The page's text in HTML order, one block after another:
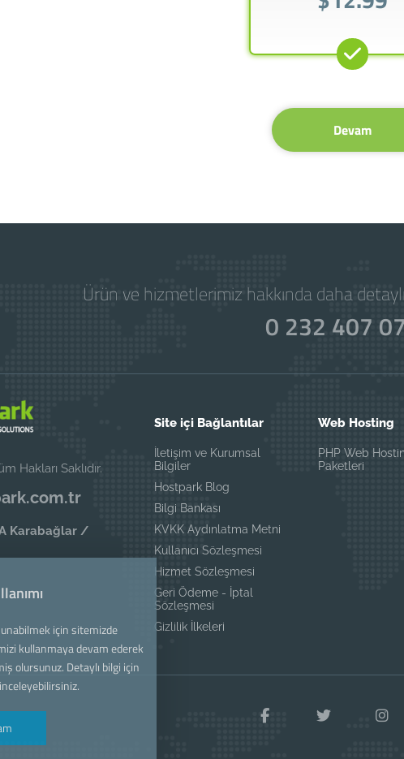
Devam
Ürün ve hizmetlerimiz hakkında daha
0 232 407
Hakları Saklıdır.
Karabağlar /
Site içi Bağlantılar
İletişim ve Kurumsal
Bilgiler
Hostpark Blog
Bilgi Bankası
KVKK Aydınlatma Metni
Kullanıcı Sözleşmesi
Hizmet Sözleşmesi
Geri Ödeme - İptal
Sözleşmesi
Gizlilik İlkeleri
Web Hosting
PHP Web
Paketleri
için sitemizde
kullanmaya devam ederek
olursunuz. Detaylı bilgi için
inceleyebilirsiniz.